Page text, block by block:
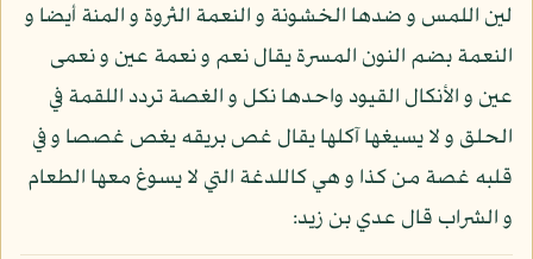
لين اللمس و ضدها الخشونة و النعمة الثروة و المنة أيضا و
النعمة بضم النون المسرة يقال نعم و نعمة عين و نعمى
عين و الأنكال القيود واحدها نكل و الغصة تردد اللقمة في
الحلق و لا يسيغها آكلها يقال غص بريقه يغص غصصا و في
قلبه غصة من كذا و هي كاللدغة التي لا يسوغ معها الطعام
و الشراب قال عدي بن زيد: